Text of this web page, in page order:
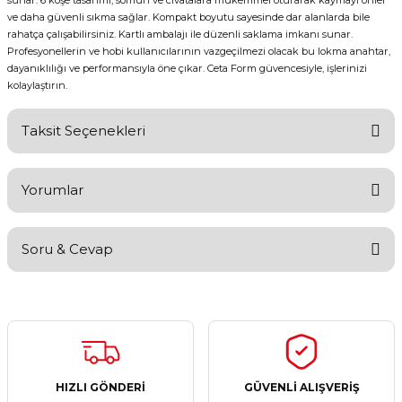
ve daha güvenli sıkma sağlar. Kompakt boyutu sayesinde dar alanlarda bile
rahatça çalışabilirsiniz. Kartlı ambalajı ile düzenli saklama imkanı sunar.
Profesyonellerin ve hobi kullanıcılarının vazgeçilmezi olacak bu lokma anahtar,
dayanıklılığı ve performansıyla öne çıkar. Ceta Form güvencesiyle, işlerinizi
kolaylaştırın.
Taksit Seçenekleri
Yorumlar
Yorum Yaz
Soru & Cevap
Ürün hakkında henüz soru sorulmamış.
HIZLI GÖNDERİ
GÜVENLİ ALIŞVERİŞ